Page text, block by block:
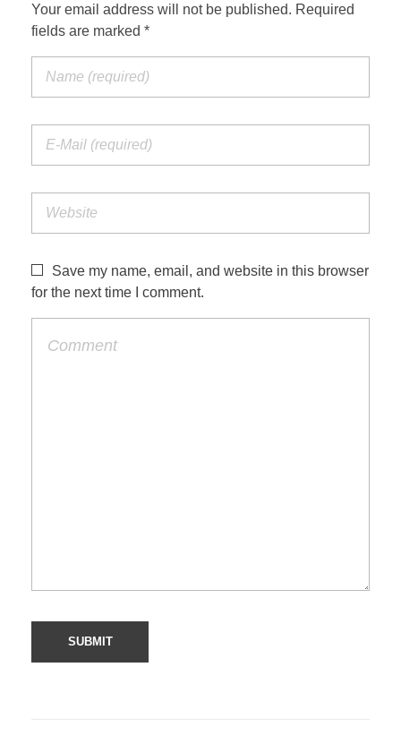
Your email address will not be published. Required
fields are marked *
Save my name, email, and website in this browser
for the next time I comment.